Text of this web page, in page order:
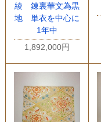
綾 錬裏華文為黒
地 単衣を中心に
1年中
1,892,000円